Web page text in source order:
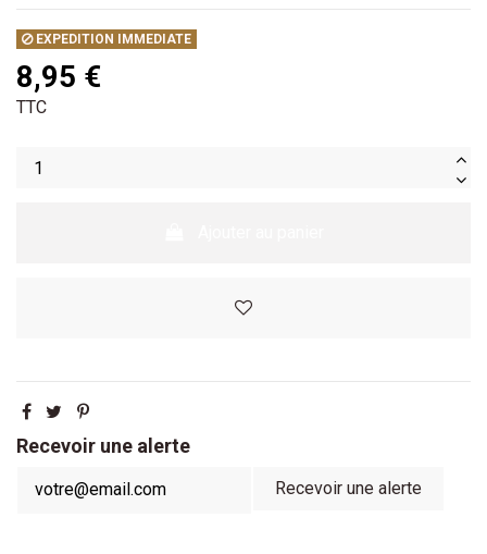
EXPEDITION IMMEDIATE
8,95 €
TTC
Recevoir une alerte